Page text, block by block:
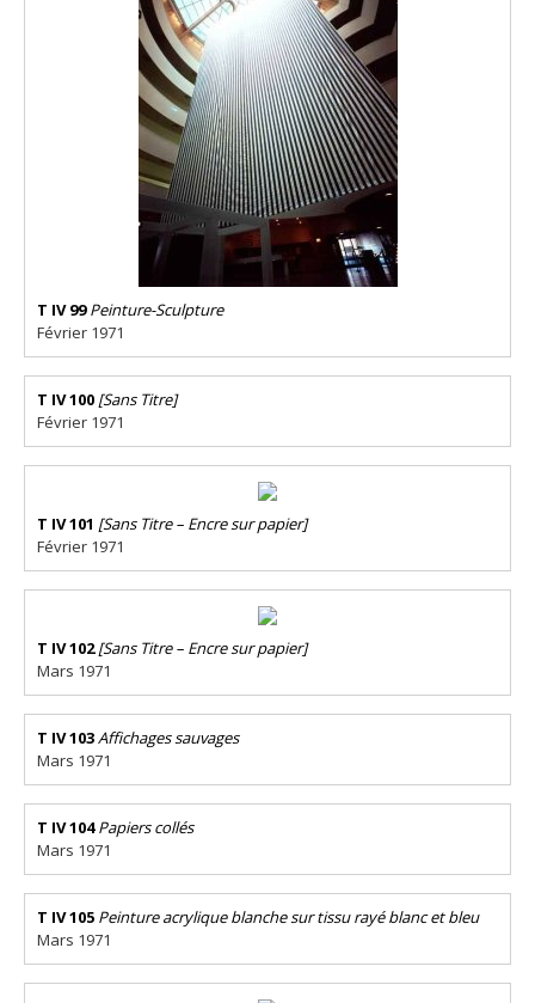
T IV 99 Peinture-Sculpture
Février 1971
T IV 100 [Sans Titre]
Février 1971
T IV 101 [Sans Titre – Encre sur papier]
Février 1971
T IV 102 [Sans Titre – Encre sur papier]
Mars 1971
T IV 103Affichages sauvages
Mars 1971
T IV 104 Papiers collés
Mars 1971
T IV 105 Peinture acrylique blanche sur tissu rayé blanc et bleu
Mars 1971